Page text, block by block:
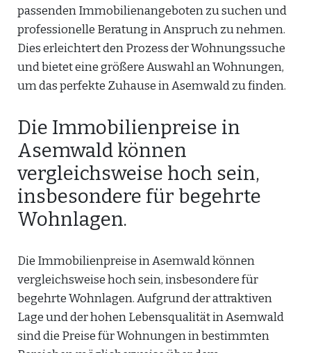
passenden Immobilienangeboten zu suchen und
professionelle Beratung in Anspruch zu nehmen.
Dies erleichtert den Prozess der Wohnungssuche
und bietet eine größere Auswahl an Wohnungen,
um das perfekte Zuhause in Asemwald zu finden.
Die Immobilienpreise in
Asemwald können
vergleichsweise hoch sein,
insbesondere für begehrte
Wohnlagen.
Die Immobilienpreise in Asemwald können
vergleichsweise hoch sein, insbesondere für
begehrte Wohnlagen. Aufgrund der attraktiven
Lage und der hohen Lebensqualität in Asemwald
sind die Preise für Wohnungen in bestimmten